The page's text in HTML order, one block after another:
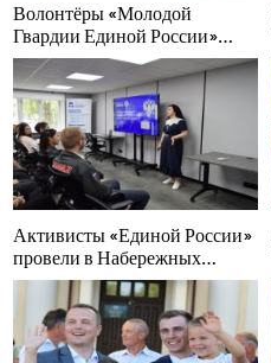
Волонтёры «Молодой
Гвардии Единой России»
ликвидируют последствия
паводков на Урале и Дальнем
Востоке
Активисты «Единой России»
провели в Набережных
Челнах просветительские
мероприятия для молодых
специалистов КАМАЗа